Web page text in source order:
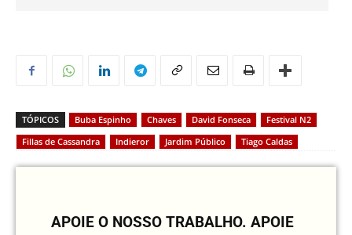
TÓPICOS Buba Espinho Chaves David Fonseca
Festival N2
Fillas de Cassandra
Indieror Jardim Público Tiago Caldas
APOIE O NOSSO TRABALHO. APOIE